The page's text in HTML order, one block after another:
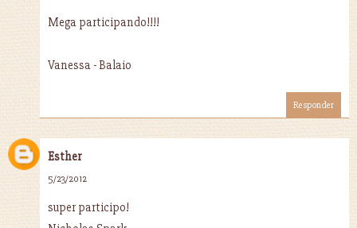
Mega participando!!!!
Vanessa - Balaio
Responder
Esther
5/23/2012
super participo!